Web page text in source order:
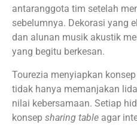
antaranggota tim setelah
sebelumnya. Dekorasi yang
dan alunan musik akustik
yang begitu berkesan.
Tourezia menyiapkan konsep
tidak hanya memanjakan
nilai kebersamaan. Setiap
konsep sharing table agar